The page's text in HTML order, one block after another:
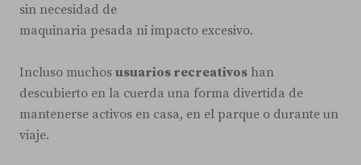
sin necesidad de
maquinaria pesada ni impacto excesivo.
Incluso muchos usuarios recreativos han
descubierto en la cuerda una forma divertida de
mantenerse activos en casa, en el parque o durante un
viaje.